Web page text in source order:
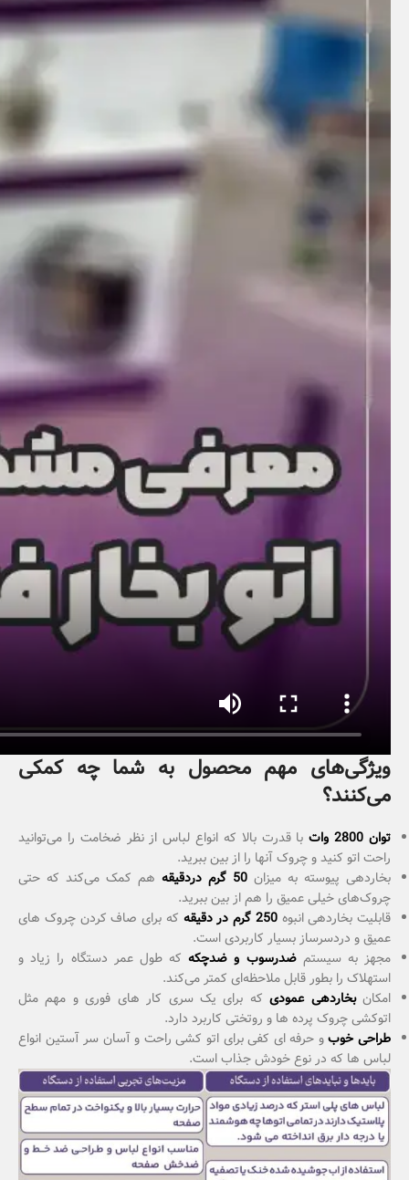
ویژگی‌های مهم محصول به شما چه کمکی
می‌کنند؟
توان 2800 وات
با قدرت بالا که انواع لباس‌ از نظر ضخامت را می‌توانید
راحت اتو کنید و چروک آنها را از بین ببرید.
بخاردهی پیوسته به میزان 50 گرم دردقیقه
هم کمک می‌کند که حتی
چروک‌‌های خیلی عمیق را هم از بین ببرید.
قابلیت بخاردهی انبوه250 گرم در دقیقه
که برای صاف کردن چروک‌ های
عمیق و دردسرساز بسیار کاربردی است.
مجهز به سیستمضدرسوب و ضدچکهکه طول عمر دستگاه را زیاد و
استهلاک را بطور قابل ملاحظه‌ای کمتر می‌کند.
امکانبخاردهی عمودیکه برای یک سری کار های فوری و مهم مثل
اتوکشی چروک پرده‌ ها و روتختی کاربرد دارد.
طراحی خوبو حرفه ای کفی برای اتو کشی راحت و آسان سر آستین انواع
لباس‌ ها که در نوع خودش جذاب است.